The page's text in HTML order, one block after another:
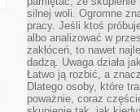
silnej woli. Ogromne
pracy. Jeśli ktoś
albo analizować w
zakłóceń, to nawet
dadzą. Uwaga działa
Łatwo ją rozbić, a
Dlatego osoby, które
poważnie, coraz